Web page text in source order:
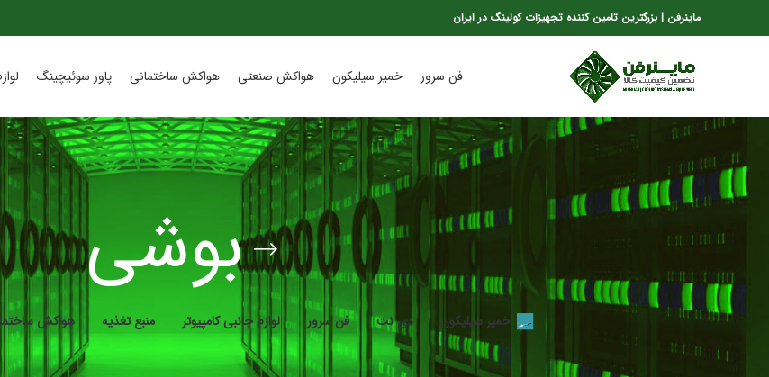
ماینرفن | بزرگترین تامین کننده تجهیزات کولینگ در ایران
فن سرور خمیر سیلیکون هواکش صنعتی هواکش ساختمانی پاور سوئیچینگ
بوشی
خمیر سیلیکون دی نت فن سرور لوازم جانبی کامپیوتر منبع تغذیه هواکش